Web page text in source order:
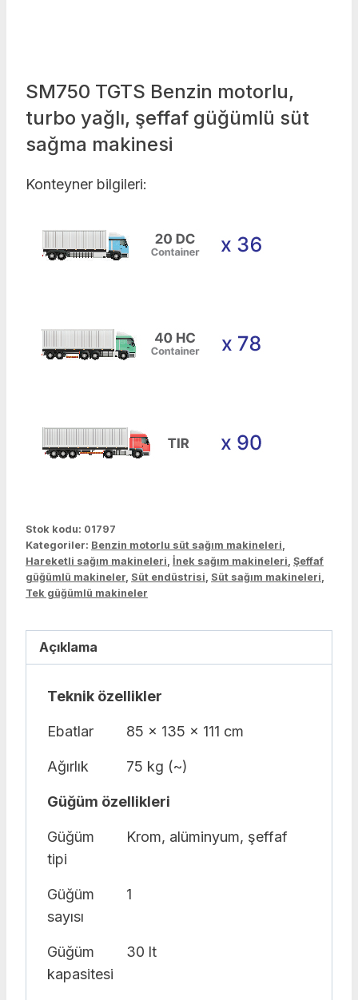
SM750 TGTS Benzin motorlu,
turbo yağlı, şeffaf güğümlü süt
sağma makinesi
Konteyner bilgileri:
Stok kodu: 01797
Kategoriler: Benzin motorlu süt sağım makineleri,
Hareketli sağım makineleri, İnek sağım makineleri, Şeffaf
güğümlü makineler, Süt endüstrisi, Süt sağım makineleri,
Tek güğümlü makineler
Açıklama
Teknik özellikler
Ebatlar 85 x 135 x 111 cm
Ağırlık 75 kg (~)
Güğüm özellikleri
Güğüm
tipi
Krom, alüminyum, şeffaf
Güğüm
sayısı
1
Güğüm
kapasitesi
30 lt